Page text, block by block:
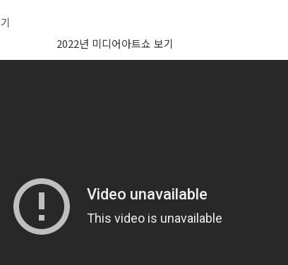
2022년 미디어아트쇼 보기